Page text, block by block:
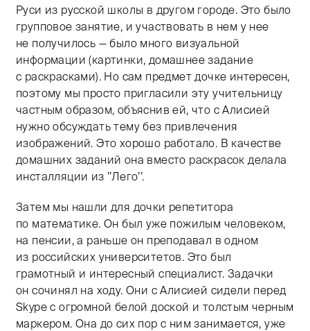
Руси из русской школы в другом городе. Это было
групповое занятие, и участвовать в нем у нее
не получилось — было много визуальной
информации (картинки, домашнее задание
с раскрасками). Но сам предмет дочке интересен,
поэтому мы просто пригласили эту учительницу
частным образом, объяснив ей, что с Алисией
нужно обсуждать тему без привлечения
изображений. Это хорошо работало. В качестве
домашних заданий она вместо раскрасок делала
инсталляции из ’’Лего’’.
Затем мы нашли для дочки репетитора
по математике. Он был уже пожилым человеком,
на пенсии, а раньше он преподавал в одном
из российских университетов. Это был
грамотный и интересный специалист. Задачки
он сочинял на ходу. Они с Алисией сидели перед
Skype с огромной белой доской и толстым черным
маркером. Она до сих пор с ним занимается, уже